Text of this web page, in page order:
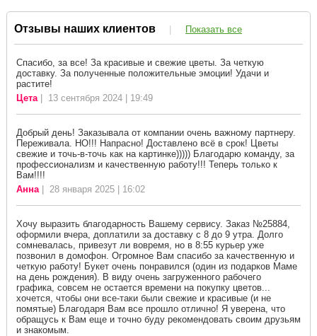
Отзывы наших клиентов | Показать все
Спасибо, за все! За красивые и свежие цветы. За четкую
доставку. За полученные положительные эмоции! Удачи и
растите!
Цета| 13 сентября 2024 | 19:49
Добрый день! Заказывала от компании очень важному партнеру.
Переживала. НО!!! Напрасно! Доставлено всё в срок! Цветы
свежие и точь-в-точь как на картинке))))) Благодарю команду, за
профессионализм и качественную работу!!! Теперь только к
Вам!!!!
Анна| 28 января 2025 | 16:02
Хочу выразить благодарность Вашему сервису. Заказ №25884,
оформили вчера, доплатили за доставку с 8 до 9 утра. Долго
сомневалась, привезут ли вовремя, но в 8:55 курьер уже
позвонил в домофон. Огромное Вам спасибо за качественную и
четкую работу! Букет очень понравился (один из подарков Маме
на день рождения). В виду очень загруженного рабочего
графика, совсем не остается времени на покупку цветов...
хочется, чтобы они все-таки были свежие и красивые (и не
помятые) Благодаря Вам все прошло отлично! Я уверена, что
обращусь к Вам еще и точно буду рекомендовать своим друзьям
и знакомым.